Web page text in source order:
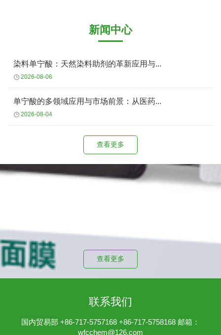
新闻中心
染料单宁酸：天然染料助剂的革新应用与...
2026-08-06
单宁酸的多领域应用与市场前景：从医药...
2026-08-04
查看更多
查看更多
联系我们
国内贸易部 +86-717-5757168 +86-717-5758168 邮箱：
wfcchem@126.com